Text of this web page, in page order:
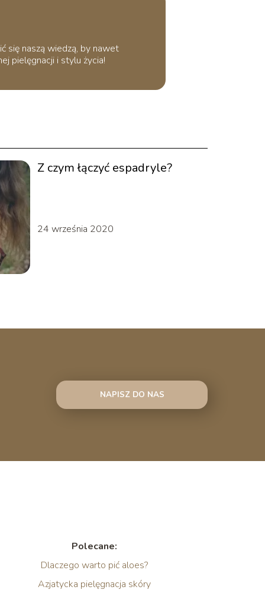
się naszą wiedzą, by nawet
pielęgnacji i stylu życia!
Z czym łączyć espadryle?
24 września 2020
NAPISZ DO NAS
Polecane:
Dlaczego warto pić aloes?
Azjatycka pielęgnacja skóry